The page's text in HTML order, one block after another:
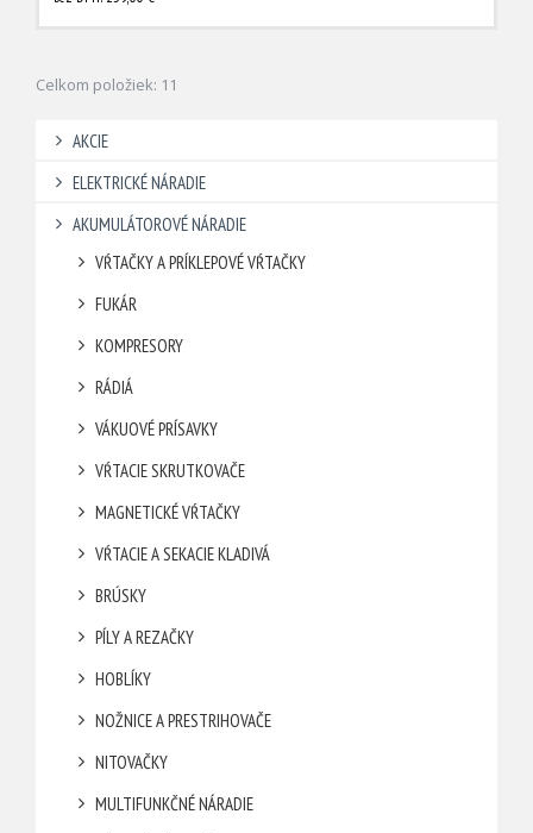
Celkom položiek: 11
AKCIE
ELEKTRICKÉ NÁRADIE
AKUMULÁTOROVÉ NÁRADIE
VŔTAČKY A PRÍKLEPOVÉ VŔTAČKY
FUKÁR
KOMPRESORY
RÁDIÁ
VÁKUOVÉ PRÍSAVKY
VŔTACIE SKRUTKOVAČE
MAGNETICKÉ VŔTAČKY
VŔTACIE A SEKACIE KLADIVÁ
BRÚSKY
PÍLY A REZAČKY
HOBLÍKY
NOŽNICE A PRESTRIHOVAČE
NITOVAČKY
MULTIFUNKČNÉ NÁRADIE